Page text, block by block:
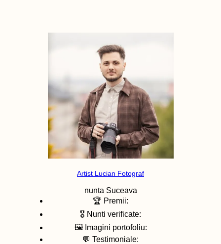
Artist Lucian Fotograf
nunta Suceava
🏆 Premii:
🎖️ Nunti verificate:
🖼️ Imagini portofoliu:
💬 Testimoniale: